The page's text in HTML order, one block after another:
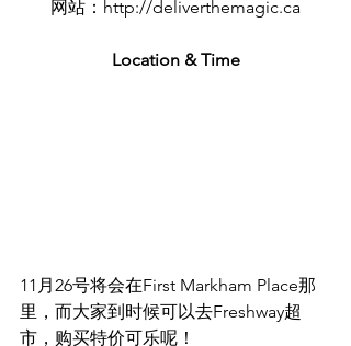
网站：http://deliverthemagic.ca
Location & Time
11月26号将会在First Markham Place那
里，而大家到时候可以去Freshway超
市，购买特价可乐呢！